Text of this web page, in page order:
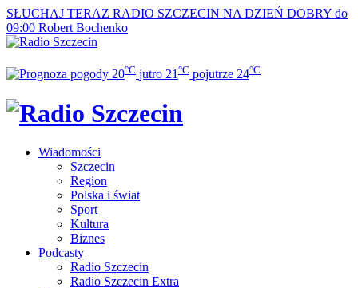
SŁUCHAJ TERAZ RADIO SZCZECIN NA DZIEŃ DOBRY do
09:00 Robert Bochenko
20°C jutro 21 °C pojutrze 24°C
Wiadomości
Szczecin
Region
Polska i świat
Sport
Kultura
Biznes
Podcasty
Radio Szczecin
Radio Szczecin Extra